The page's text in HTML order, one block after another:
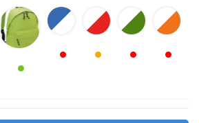
VERDE
CLARO
AZUL
/
ROJO
/
VERDE
/
/